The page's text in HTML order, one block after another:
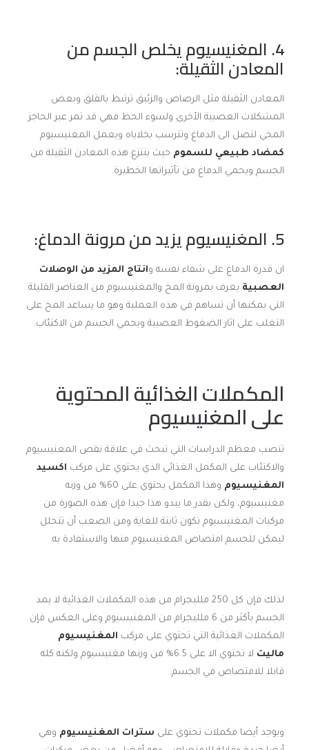
4. المغنيسيوم يخلص الجسم من
المعادن الثقيلة:
المعادن الثقيلة مثل الرصاص والزئبق ترتبط بالقلق وبعض
المشكلات العصبية الأخرى ولسوء الحظ فهي قد تمر عبر الحاجز
المخي لتصل الى الدماغ وتترسب بخلاياه ويعمل المغنيسيوم
كمضاد طبيعي للسموم حيث ينتزع هذه المعادن الثقيلة من
الجسم ويحمي الدماغ من تأثيراتها الخطيرة.
5. المغنيسيوم يزيد من مرونة الدماغ:
ان قدرة الدماغ على شفاء نفسه وانتاج المزيد من الوصلات
العصبية يعرف بمرونة المخ والمغنيسيوم من العناصر القليلة
التي يمكنها أن تساهم في هذه العملية وهو ما يساعد المخ على
التغلب على اثار الضغوط العصبية ويحمي الجسم من الاكتئاب.
المكملات الغذائية المحتوية
على المغنيسيوم
تنصب معظم الدراسات التي تبحث في علاقة نقص المغنيسيوم
والاكتئاب على المكمل الغذائي الذي يحتوي على مركب اكسيد
المغنيسيوم
وهذا المكمل يحتوي على 60% من وزنه
مغنيسيوم، ولكن بقدر ما يبدو هذا جيدا فإن هذه الصورة من
مركبات المغنيسيوم تكون ثابتة للغاية ومن الصعب أن تتحلل
ليمكن للجسم امتصاص المغنيسيوم منها والاستفادة به.
لذلك فإن كل 250 ملليجرام من هذه المكملات الغذائية لا يمد
الجسم بأكثر من 6 ملليجرام من المغنيسيوم وعلى العكس فإن
المكملات الغذائية التي تحتوي على مركب المغنيسيوم
ماليت
لا تحتوي الا على 6.5% من وزنها مغنيسيوم ولكنه كله
قابلا للامتصاص في الجسم.
ويوجد أيضا مكملات تحتوي على سترات المغنيسيوم وهي